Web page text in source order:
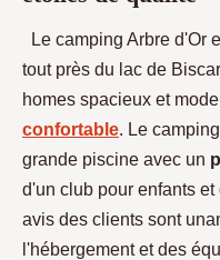
Le camping Arbre d'Or
tout près du lac de
homes spacieux et
confortable. Le
grande piscine avec un
d'un club pour enfants
avis des clients sont
l'hébergement et des